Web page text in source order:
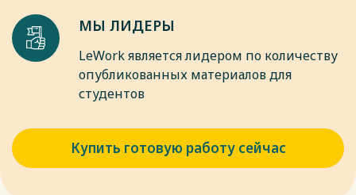
целевых рыночных сегментов деятельности предприя
Весь текст будет доступен
МЫ ЛИДЕРЫ
LeWork является лидером по количеству
опубликованных материалов для
студентов
Купить готовую работу сейчас